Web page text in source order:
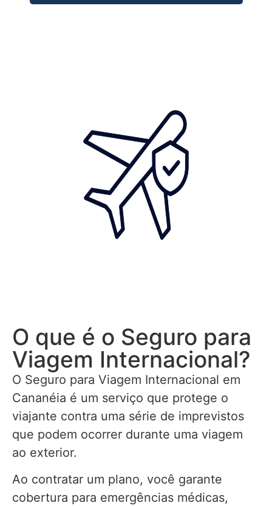
O que é o Seguro para
Viagem Internacional?
O Seguro para Viagem Internacional em
Cananéia é um serviço que protege o
viajante contra uma série de imprevistos
que podem ocorrer durante uma viagem
ao exterior.
Ao contratar um plano, você garante
cobertura para emergências médicas,